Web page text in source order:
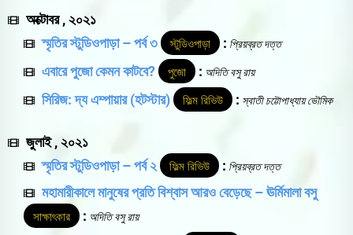
অক্টোবর , ২০২১
স্মৃতির স্টুডিওপাড়া – পর্ব ৩
স্টুডিওপাড়া : প্রিয়ব্রত দত্ত
এবারে পুজো কেমন কাটবে? পুজো : অদিতি বসু রায়
সিরিজ: দ্য এম্পায়ার (হটস্টার) ফিল্ম রিভিউ : স্বাতী চট্টোপাধ্যায় ভৌমিক
জুলাই , ২০২১
স্মৃতির স্টুডিওপাড়া – পর্ব ২
ফিল্ম রিভিউ : প্রিয়ব্রত দত্ত
মহামারীকালে মানুষের প্রতি বিশ্বাস আরও বেড়েছে – ঊর্মিমালা বসু
সাক্ষাৎকার : অদিতি বসু রায়